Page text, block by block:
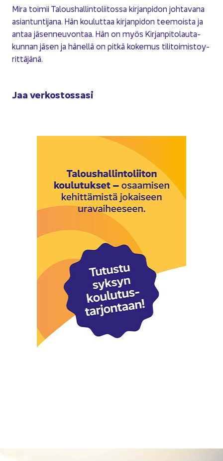
Mira toi­mii Ta­lous­hal­lin­to­lii­tos­sa kir­jan­pi­don joh­ta­va­na
asian­tun­ti­ja­na. Hän kou­lut­taa kir­jan­pi­don tee­mois­ta ja
antaa jä­sen­neu­von­taa. Hän on myös Kir­jan­pi­to­lau­ta­
kun­nan jäsen ja hä­nel­lä on pitkä ko­ke­mus ti­li­toi­mis­to­y­
rit­tä­jä­nä.
Jaa ver­kos­tos­sa­si